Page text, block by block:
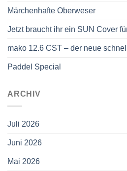
Märchenhafte Oberweser
Jetzt braucht ihr ein SUN Cover
mako 12.6 CST – der neue
Paddel Special
ARCHIV
Juli 2026
Juni 2026
Mai 2026